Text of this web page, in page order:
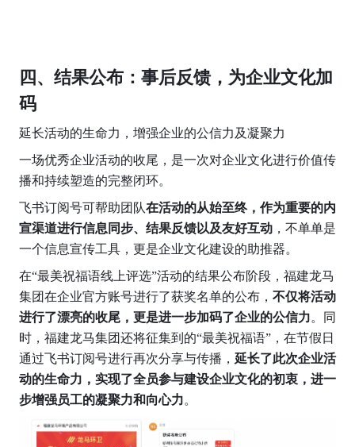
四、结果公布：事后反馈，为企业文化加
码
延长活动的生命力，增强企业的公信力及凝聚力
一场优秀企业活动的收尾，是一次对企业文化进行价值传
播和持续塑造的完整闭环。
飞书订阅号可帮助团队在活动的从始至终，作为重要的内
宣渠道进行信息同步、结果反馈以及友好互动，不单单是
一个信息宣传工具，更是企业文化建设的助推器。
在“最美祝福语线上评选”活动的结果公布阶段，福建龙马
集团在企业官方账号进行了获奖名单的公布， 不仅将活动
进行了漂亮的收尾，更是进一步加码了企业的公信力。同
时，福建龙马集团还将征集到的“最美祝福语”，在节假日
通过飞书订阅号进行再次分享与传播， 延长了此次企业活
动的生命力，实现了全员参与建设企业文化的初衷，进一
步增强员工的凝聚力和向心力。